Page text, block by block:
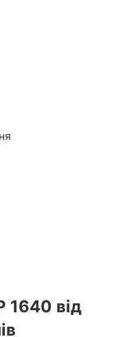
1640 від